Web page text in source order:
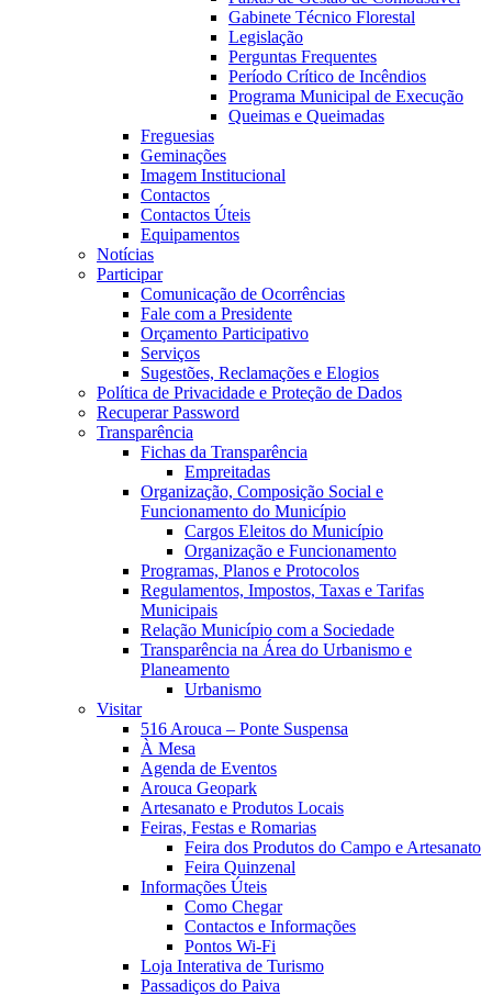
Gabinete Técnico Florestal
Legislação
Perguntas Frequentes
Período Crítico de Incêndios
Programa Municipal de Execução
Queimas e Queimadas
Freguesias
Geminações
Imagem Institucional
Contactos
Contactos Úteis
Equipamentos
Notícias
Participar
Comunicação de Ocorrências
Fale com a Presidente
Orçamento Participativo
Serviços
Sugestões, Reclamações e Elogios
Política de Privacidade e Proteção de Dados
Recuperar Password
Transparência
Fichas da Transparência
Empreitadas
Organização, Composição Social e
Funcionamento do Município
Cargos Eleitos do Município
Organização e Funcionamento
Programas, Planos e Protocolos
Regulamentos, Impostos, Taxas e Tarifas
Municipais
Relação Município com a Sociedade
Transparência na Área do Urbanismo e
Planeamento
Urbanismo
Visitar
516 Arouca – Ponte Suspensa
À Mesa
Agenda de Eventos
Arouca Geopark
Artesanato e Produtos Locais
Feiras, Festas e Romarias
Feira dos Produtos do Campo e Artesanato
Feira Quinzenal
Informações Úteis
Como Chegar
Contactos e Informações
Pontos Wi-Fi
Loja Interativa de Turismo
Passadiços do Paiva